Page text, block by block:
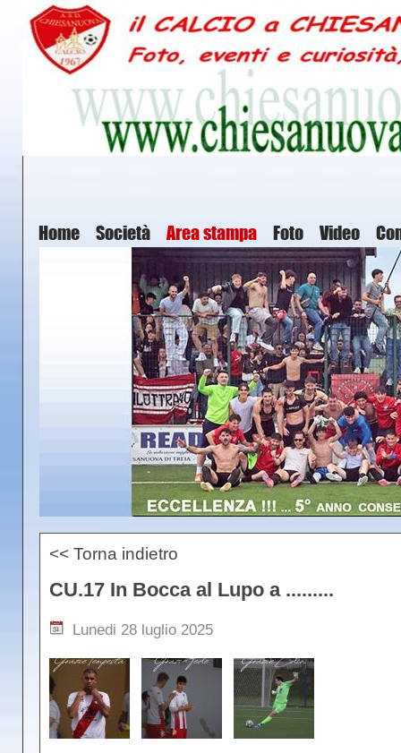
Home Società Area stampa Foto Video
<< Torna indietro
CU.17 In Bocca al Lupo a .........
Lunedi 28 luglio 2025